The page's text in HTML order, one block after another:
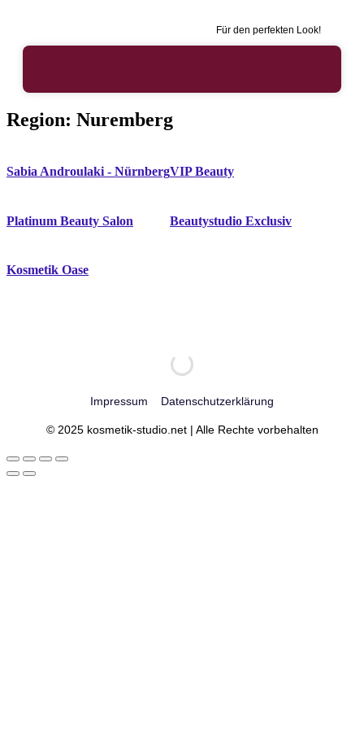
Für den perfekten Look!
Region: Nuremberg
Sabia Androulaki - NürnbergVIP Beauty
Platinum Beauty Salon Beautystudio Exclusiv
Kosmetik Oase
Impressum Datenschutzerklärung
© 2025 kosmetik-studio.net | Alle Rechte vorbehalten